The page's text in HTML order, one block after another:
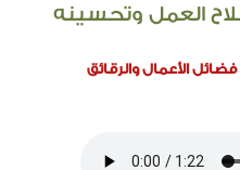
(142) [إصلاح العمل وتحسينه
فضائل الأعمال والرقائق